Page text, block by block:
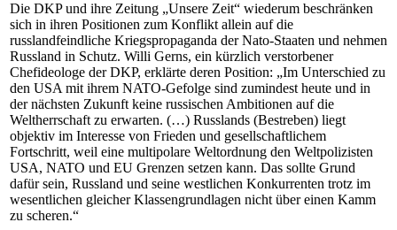
Die DKP und ihre Zeitung „Unsere Zeit“ wiederum beschränken
sich in ihren Positionen zum Konflikt allein auf die
russlandfeindliche Kriegspropaganda der Nato-Staaten und nehmen
Russland in Schutz. Willi Gerns, ein kürzlich verstorbener
Chefideologe der DKP, erklärte deren Position: „Im Unterschied zu
den USA mit ihrem NATO-Gefolge sind zumindest heute und in
der nächsten Zukunft keine russischen Ambitionen auf die
Weltherrschaft zu erwarten. (…) Russlands (Bestreben) liegt
objektiv im Interesse von Frieden und gesellschaftlichem
Fortschritt, weil eine multipolare Weltordnung den Weltpolizisten
USA, NATO und EU Grenzen setzen kann. Das sollte Grund
dafür sein, Russland und seine westlichen Konkurrenten trotz im
wesentlichen gleicher Klassengrundlagen nicht über einen Kamm
zu scheren.“